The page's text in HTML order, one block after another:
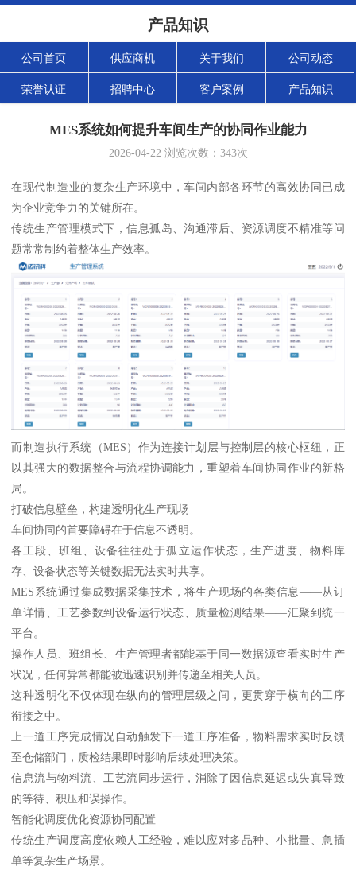
产品知识
公司首页 供应商机 关于我们 公司动态
荣誉认证 招聘中心 客户案例 产品知识
MES系统如何提升车间生产的协同作业能力
2026-04-22浏览次数： 343次
在现代制造业的复杂生产环境中，车间内部各环节的高效协同已成
为企业竞争力的关键所在。
传统生产管理模式下，信息孤岛、沟通滞后、资源调度不精准等问
题常常制约着整体生产效率。
而制造执行系统（MES）作为连接计划层与控制层的核心枢纽，正
以其强大的数据整合与流程协调能力，重塑着车间协同作业的新格
局。
打破信息壁垒，构建透明化生产现场
车间协同的首要障碍在于信息不透明。
各工段、班组、设备往往处于孤立运作状态，生产进度、物料库
存、设备状态等关键数据无法实时共享。
MES系统通过集成数据采集技术，将生产现场的各类信息——从订
单详情、工艺参数到设备运行状态、质量检测结果——汇聚到统一
平台。
操作人员、班组长、生产管理者都能基于同一数据源查看实时生产
状况，任何异常都能被迅速识别并传递至相关人员。
这种透明化不仅体现在纵向的管理层级之间，更贯穿于横向的工序
衔接之中。
上一道工序完成情况自动触发下一道工序准备，物料需求实时反馈
至仓储部门，质检结果即时影响后续处理决策。
信息流与物料流、工艺流同步运行，消除了因信息延迟或失真导致
的等待、积压和误操作。
智能化调度优化资源协同配置
传统生产调度高度依赖人工经验，难以应对多品种、小批量、急插
单等复杂生产场景。